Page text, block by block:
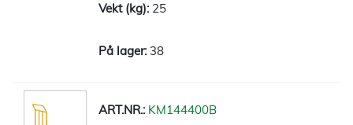
25
38
KM144400B